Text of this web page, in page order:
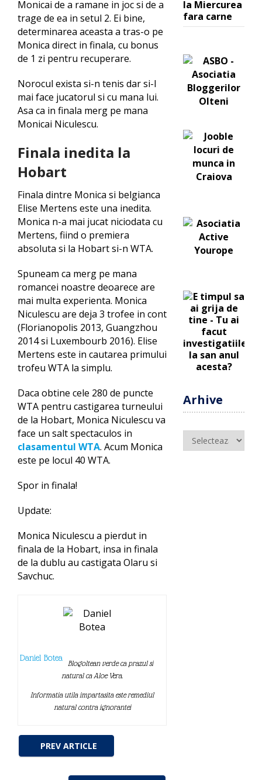
Monicai de a ramane in joc si de a
trage de ea in setul 2. Ei bine,
determinarea aceasta a tras-o pe
Monica direct in finala, cu bonus
de 1 zi pentru recuperare.
Norocul exista si-n tenis dar si-l
mai face jucatorul si cu mana lui.
Asa ca in finala merg pe mana
Monicai Niculescu.
Finala inedita la
Hobart
Finala dintre Monica si belgianca
Elise Mertens este una inedita.
Monica n-a mai jucat niciodata cu
Mertens, fiind o premiera
absoluta si la Hobart si-n WTA.
Spuneam ca merg pe mana
romancei noastre deoarece are
mai multa experienta. Monica
Niculescu are deja 3 trofee in cont
(Florianopolis 2013, Guangzhou
2014 si Luxembourb 2016). Elise
Mertens este in cautarea primului
trofeu WTA la simplu.
Daca obtine cele 280 de puncte
WTA pentru castigarea turneului
de la Hobart, Monica Niculescu va
face un salt spectaculos in
clasamentul WTA. Acum Monica
este pe locul 40 WTA.
Spor in finala!
Update:
Monica Niculescu a pierdut in
finala de la Hobart, insa in finala
de la dublu au castigata Olaru si
Savchuc.
Daniel Botea
Blogoltean verde ca prazul si
natural ca Aloe Vera.
Informatia utila impartasita este remediul
natural contra ignorantei
PREV ARTICLE
la Miercurea
fara carne
Arhive
Arhive